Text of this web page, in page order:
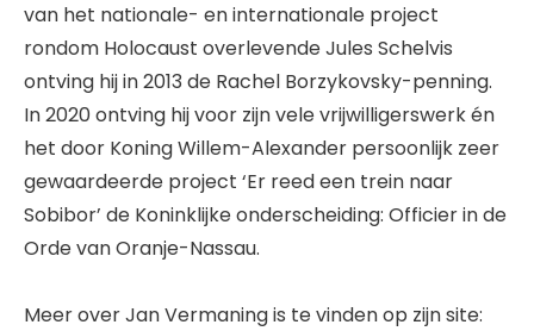
van het nationale- en internationale project
rondom Holocaust overlevende Jules Schelvis
ontving hij in 2013 de Rachel Borzykovsky-penning.
In 2020 ontving hij voor zijn vele vrijwilligerswerk én
het door Koning Willem-Alexander persoonlijk zeer
gewaardeerde project ‘Er reed een trein naar
Sobibor’ de Koninklijke onderscheiding: Officier in de
Orde van Oranje-Nassau.
Meer over Jan Vermaning is te vinden op zijn site: